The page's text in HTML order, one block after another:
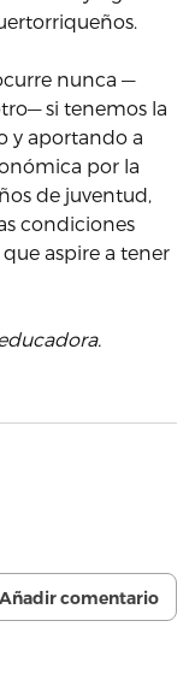
nunca —
si tenemos la
y aportando a
por la
de juventud,
condiciones
aspire a tener
Añadir comentario